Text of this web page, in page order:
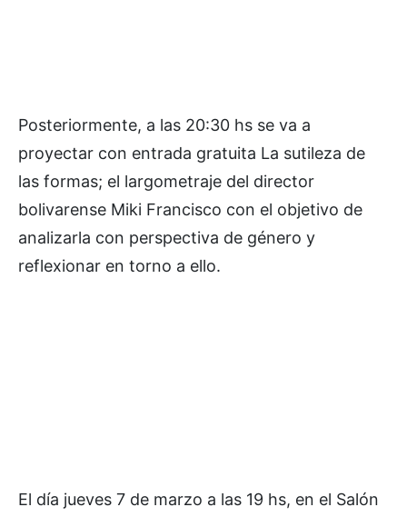
Posteriormente, a las 20:30 hs se va a
proyectar con entrada gratuita La sutileza de
las formas; el largometraje del director
bolivarense Miki Francisco con el objetivo de
analizarla con perspectiva de género y
reflexionar en torno a ello.
El día jueves 7 de marzo a las 19 hs, en el Salón